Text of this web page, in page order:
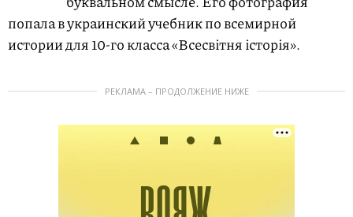
попала в украинский учебник по всемирной
истории для 10-го класса «Всесвітня історія».
РЕКЛАМА – ПРОДОЛЖЕНИЕ НИЖЕ